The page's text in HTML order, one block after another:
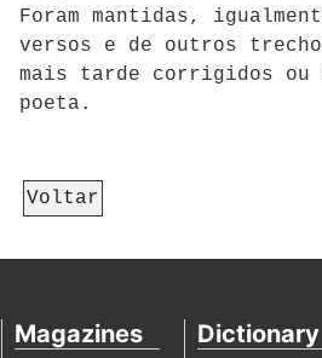
Foram mantidas,
versos e de outros
mais tarde corrigidos ou
poeta.
Voltar
Magazines Dictionary